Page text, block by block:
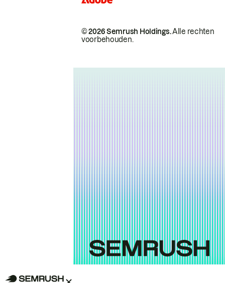
© 2026 Semrush Holdings.Alle rechten
voorbehouden.